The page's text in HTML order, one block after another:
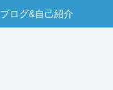
ブログ&自己紹介